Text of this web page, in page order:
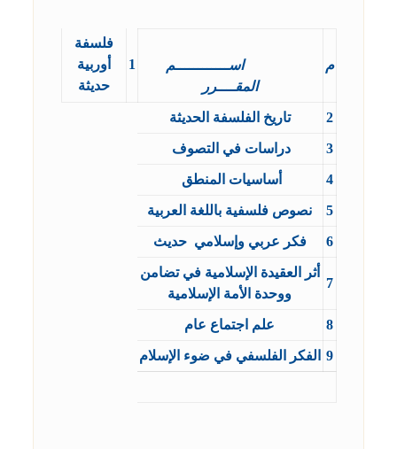
م
اســــــــــــم
المقــــرر
1
فلسفة
أوربية
حديثة
2 تاريخ الفلسفة الحديثة
3 دراسات في التصوف
4 أساسيات المنطق
5 نصوص فلسفية باللغة العربية
6 فكر عربي وإسلامي حديث
7
أثر العقيدة الإسلامية في تضامن
ووحدة الأمة الإسلامية
8 علم اجتماع عام
9 الفكر الفلسفي في ضوء الإسلام